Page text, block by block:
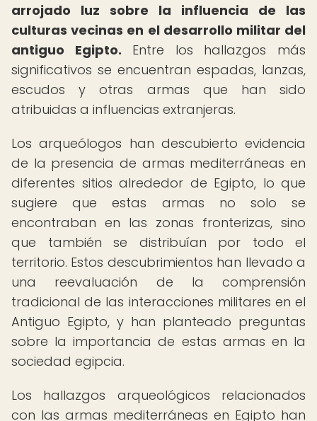
arrojado luz sobre la influencia de las
culturas vecinas en el desarrollo militar del
antiguo Egipto. Entre los hallazgos más
significativos se encuentran espadas, lanzas,
escudos y otras armas que han sido
atribuidas a influencias extranjeras.
Los arqueólogos han descubierto evidencia
de la presencia de armas mediterráneas en
diferentes sitios alrededor de Egipto, lo que
sugiere que estas armas no solo se
encontraban en las zonas fronterizas, sino
que también se distribuían por todo el
territorio. Estos descubrimientos han llevado a
una reevaluación de la comprensión
tradicional de las interacciones militares en el
Antiguo Egipto, y han planteado preguntas
sobre la importancia de estas armas en la
sociedad egipcia.
Los hallazgos arqueológicos relacionados
con las armas mediterráneas en Egipto han